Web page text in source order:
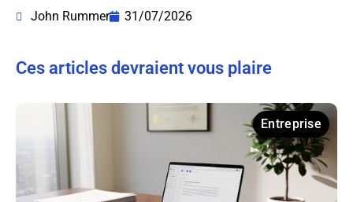
John Rummer
31/07/2026
Ces articles devraient vous plaire
Entreprise